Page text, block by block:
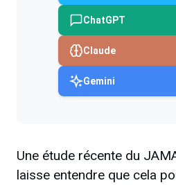
ChatGPT
Claude
Gemini
Une étude récente du
laisse entendre que cela